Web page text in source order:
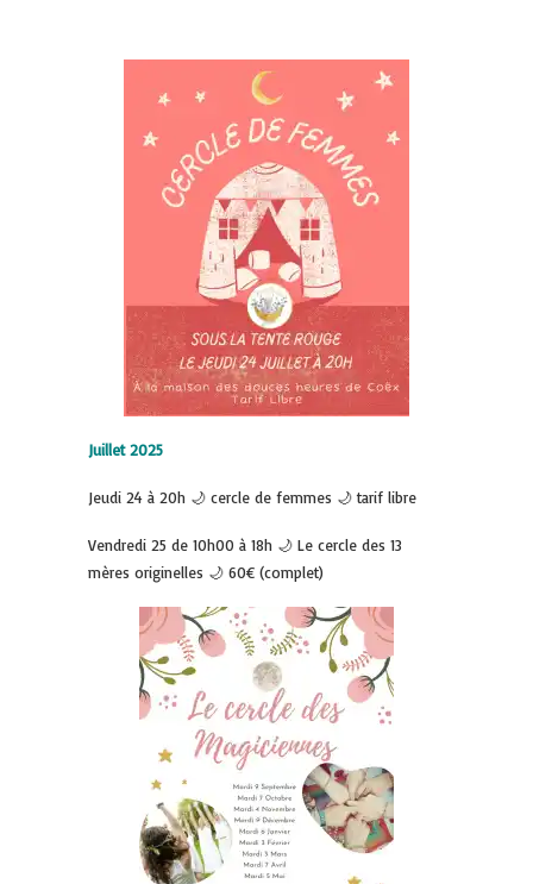
Juillet 2025
Jeudi 24 à 20h 🌙 cercle de femmes 🌙 tarif libre
Vendredi 25 de 10h00 à 18h 🌙 Le cercle des 13
mères originelles 🌙 60€ (complet)